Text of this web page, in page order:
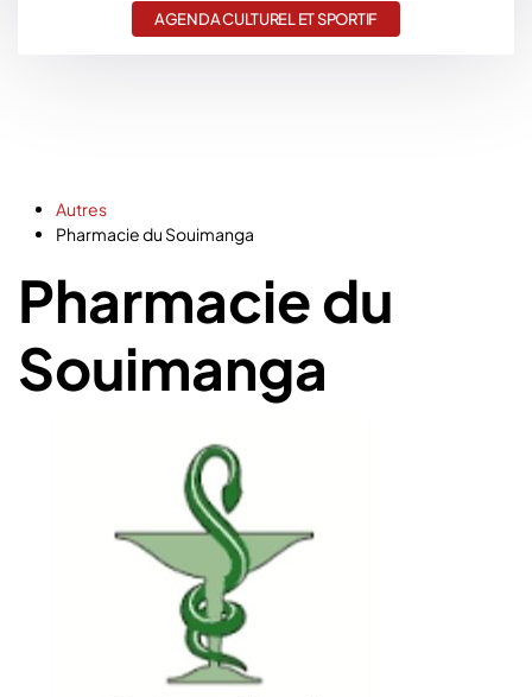
AGENDA CULTUREL ET SPORTIF
Autres
Pharmacie du Souimanga
Pharmacie du
Souimanga